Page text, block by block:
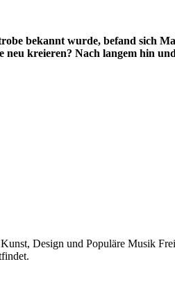
bekannt wurde, befand sich
kreieren? Nach langem hin
Design und Populäre Musik